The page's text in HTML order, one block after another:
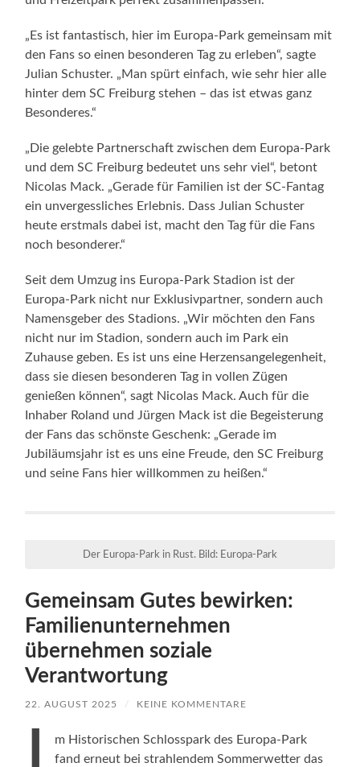
„Es ist fantastisch, hier im Europa-Park gemeinsam mit
den Fans so einen besonderen Tag zu erleben“, sagte
Julian Schuster. „Man spürt einfach, wie sehr hier alle
hinter dem SC Freiburg stehen – das ist etwas ganz
Besonderes.“
„Die gelebte Partnerschaft zwischen dem Europa-Park
und dem SC Freiburg bedeutet uns sehr viel“, betont
Nicolas Mack. „Gerade für Familien ist der SC-Fantag
ein unvergessliches Erlebnis. Dass Julian Schuster
heute erstmals dabei ist, macht den Tag für die Fans
noch besonderer.“
Seit dem Umzug ins Europa-Park Stadion ist der
Europa-Park nicht nur Exklusivpartner, sondern auch
Namensgeber des Stadions. „Wir möchten den Fans
nicht nur im Stadion, sondern auch im Park ein
Zuhause geben. Es ist uns eine Herzensangelegenheit,
dass sie diesen besonderen Tag in vollen Zügen
genießen können“, sagt Nicolas Mack. Auch für die
Inhaber Roland und Jürgen Mack ist die Begeisterung
der Fans das schönste Geschenk: „Gerade im
Jubiläumsjahr ist es uns eine Freude, den SC Freiburg
und seine Fans hier willkommen zu heißen.“
Der Europa-Park in Rust. Bild: Europa-Park
Gemeinsam Gutes bewirken:
Familienunternehmen
übernehmen soziale
Verantwortung
22. AUGUST 2025 / KEINE KOMMENTARE
m Historischen Schlosspark des Europa-Park
fand erneut bei strahlendem Sommerwetter das